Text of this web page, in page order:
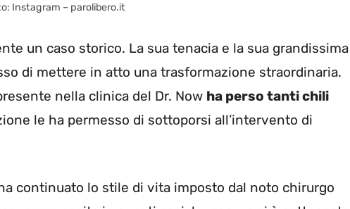
Instagram – parolibero.it
un caso storico. La sua tenacia e la sua grandissima
di mettere in atto una trasformazione straordinaria.
nella clinica del Dr. Now ha perso tanti chili
le ha permesso di sottoporsi all’intervento di
continuato lo stile di vita imposto dal noto chirurgo